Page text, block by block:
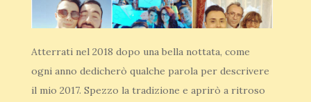
Atterrati nel 2018 dopo una bella nottata, come
ogni anno dedicherò qualche parola per descrivere
il mio 2017. Spezzo la tradizione e aprirò a ritroso